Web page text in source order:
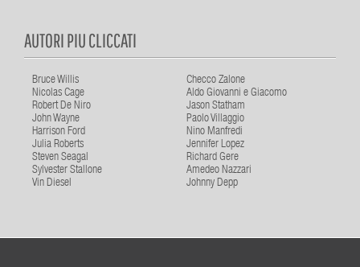
AUTORI PIU CLICCATI
Bruce Willis
Checco Zalone
Nicolas Cage
Aldo Giovanni e Giacomo
Robert De Niro
Jason Statham
John Wayne
Paolo Villaggio
Harrison Ford
Nino Manfredi
Julia Roberts
Jennifer Lopez
Steven Seagal
Richard Gere
Sylvester Stallone
Amedeo Nazzari
Vin Diesel
Johnny Depp